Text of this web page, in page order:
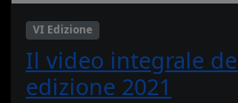
VI Edizione
Il video integrale
edizione 2021